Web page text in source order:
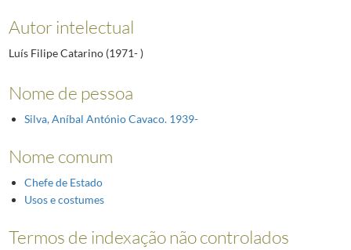
Autor intelectual
Luís Filipe Catarino (1971- )
Nome de pessoa
Silva, Aníbal António Cavaco. 1939-
Nome comum
Chefe de Estado
Usos e costumes
Termos de indexação não controlados